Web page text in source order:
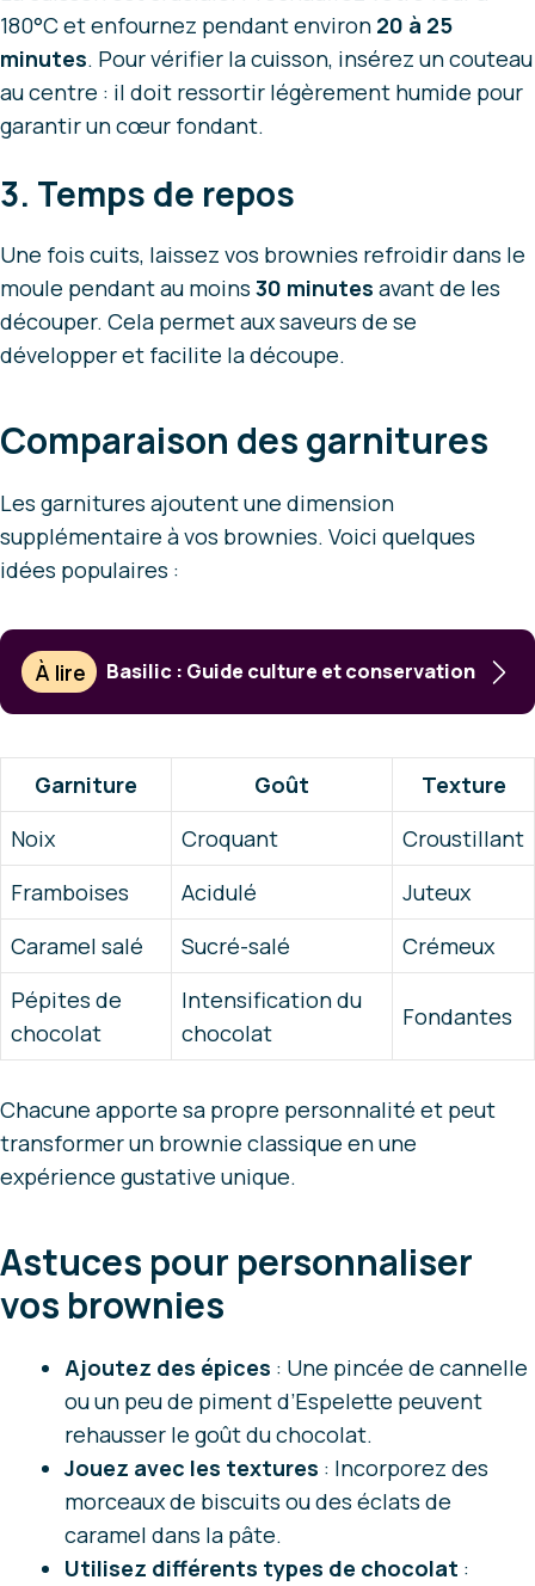
180°C et enfournez pendant environ 20 à 25
minutes. Pour vérifier la cuisson, insérez un couteau
au centre : il doit ressortir légèrement humide pour
garantir un cœur fondant.
3. Temps de repos
Une fois cuits, laissez vos brownies refroidir dans le
moule pendant au moins 30 minutes avant de les
découper. Cela permet aux saveurs de se
développer et facilite la découpe.
Comparaison des garnitures
Les garnitures ajoutent une dimension
supplémentaire à vos brownies. Voici quelques
idées populaires :
À lire Basilic : Guide culture et conservation
Garniture Goût
Texture
Noix
Croquant
Croustillant
Framboises
Acidulé
Juteux
Caramel salé
Sucré-salé
Crémeux
Pépites de
chocolat
Intensification du
chocolat
Fondantes
Chacune apporte sa propre personnalité et peut
transformer un brownie classique en une
expérience gustative unique.
Astuces pour personnaliser
vos brownies
Ajoutez des épices : Une pincée de cannelle
ou un peu de piment d’Espelette peuvent
rehausser le goût du chocolat.
Jouez avec les textures : Incorporez des
morceaux de biscuits ou des éclats de
caramel dans la pâte.
Utilisez différents types de chocolat :